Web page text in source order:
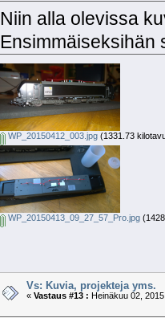
Niin alla olevissa
Ensimmäiseksihän
WP_20150412_003.jpg (1331.73
WP_20150413_09_27_57_Pro.jpg
Vs: Kuvia, projekteja yms.
« Vastaus #13 : Heinäkuu 02,